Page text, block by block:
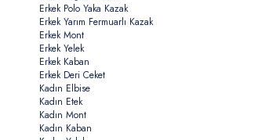
Erkek Polo Yaka Kazak
Erkek Yarım Fermuarlı Kazak
Erkek Mont
Erkek Yelek
Erkek Kaban
Erkek Deri Ceket
Kadın Elbise
Kadın Etek
Kadın Mont
Kadın Kaban